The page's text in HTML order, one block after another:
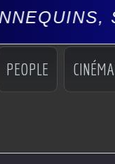
PEOPLE CINÉMA